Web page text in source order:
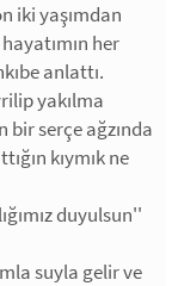
iki yaşımdan
her
anlattı.
yakılma
serçe ağzında
kıymık ne
duyulsun''
suyla gelir ve